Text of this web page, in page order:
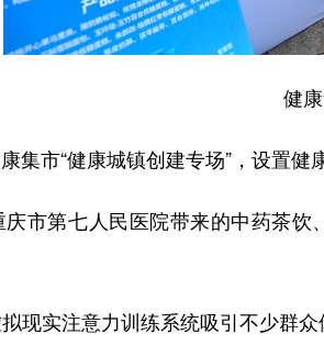
健康
市“健康城镇创建专场”，设置健
第七人民医院带来的中药茶饮
实注意力训练系统吸引不少群众